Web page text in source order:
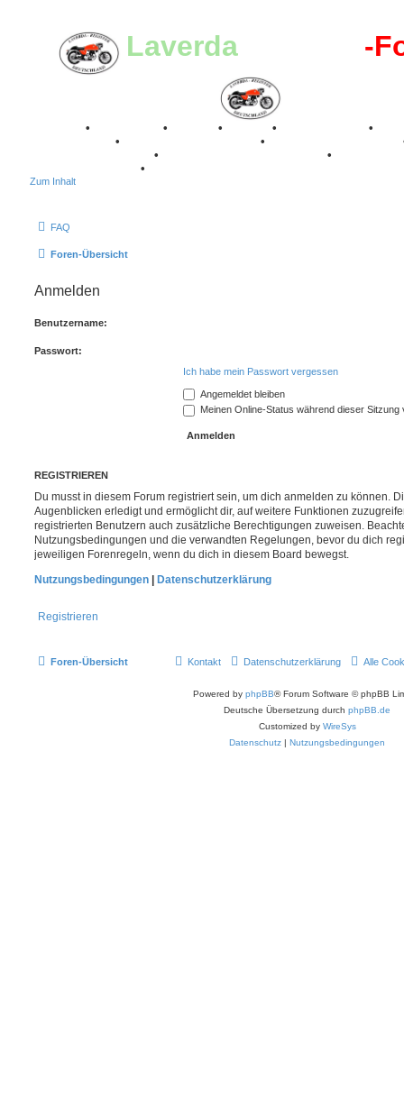
Laverda-Register -
• • • •
•
• •
• •
•
Zum Inhalt
FAQ
Foren-Übersicht
Anmelden
Benutzername:
Passwort:
Ich habe mein Passwort vergessen
Angemeldet bleiben
Meinen Online-Status während dieser Sitzung
REGISTRIEREN
Du musst in diesem Forum registriert sein, um dich anmelden zu können.
Augenblicken erledigt und ermöglicht dir, auf weitere Funktionen
registrierten Benutzern auch zusätzliche Berechtigungen zuweisen.
Nutzungsbedingungen und die verwandten Regelungen, bevor du dich
jeweiligen Forenregeln, wenn du dich in diesem Board bewegst.
Nutzungsbedingungen | Datenschutzerklärung
Registrieren
Foren-Übersicht Alle
Datenschutzerklärung
Kontakt
Powered by phpBB® Forum Software © phpBB
Deutsche Übersetzung durch phpBB.de
Customized by WireSys
Datenschutz | Nutzungsbedingungen